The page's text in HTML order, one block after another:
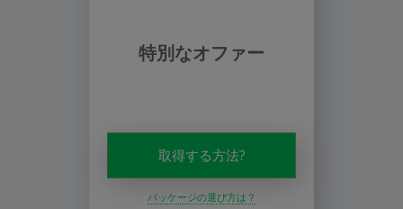
特別なオファー
取得する方法?
パッケージの選び方は？